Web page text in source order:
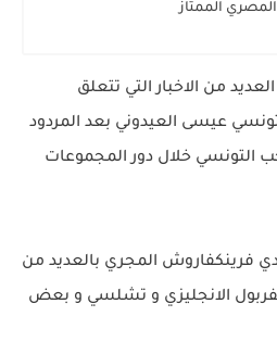
الممتاز
من الاخبار التي تتعلق
عيسى العيدوني بعد المردود
التونسي خلال دور المجموعات
فرينكفاروش المجري بالعديد من
ليفربول الانجليزي و تشلسي و بعض